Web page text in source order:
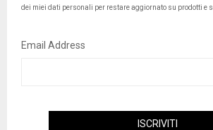
dei miei dati personali per restare aggiornato su prodotti e
Email Address